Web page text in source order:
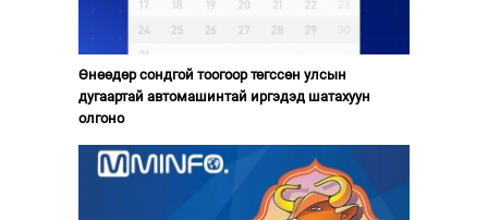
Өнөөдөр сондгой тоогоор төгссөн улсын
дугаартай автомашинтай иргэдэд шатахуун
олгоно